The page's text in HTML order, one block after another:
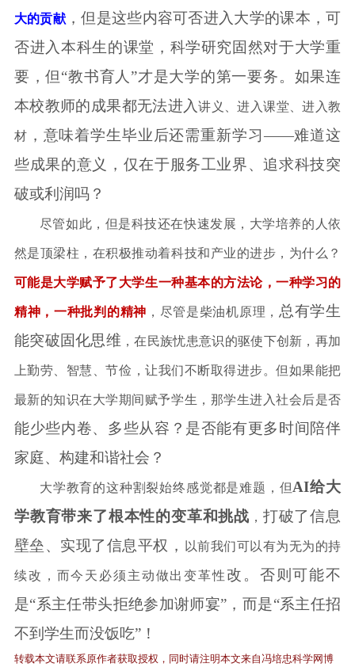
大的贡献 ，但是这些内容可否进入大学的课本，可
否进入本科生的课堂，科学研究固然对于大学重
要，但“教书育人”才是大学的第一要务。如果连
本校教师的成果都无法进入讲义、进入课堂 、进入教
材 ，意味着学生毕业后还需重新学习——难道这
些成果的意义，仅在于服务工业界、追求科技突
破或利润吗？
尽管如此，但是科技还在快速发展，大学培养的人依
然是顶梁柱，在积极推动着科技和产业的进步，为什么？
可能是大学赋予了大学生一种基本的方法论，一种学习的
精神，一种批判的精神 ，尽管是柴油机原理， 总有学生
能突破固化思维 ，在民族忧患意识的驱使下创新，再加
上勤劳 智慧 、节俭，让我们不断取得进步。但如果能把
最新的知识在大学期间赋予学生，那学生进入社会后是否
能少些内卷、多些从容？是否能有更多时间陪伴
家庭、构建和谐社会？
大学教育的这种割裂始终感觉都是难题，但AI给大
学教育带来了根本性的变革和挑战 ， 打破了信息
壁垒、实现了信息平权，
以前我们可以有为无为的持
续改 ，而今天必须主动做出变革性 改。否则可能不
是“系主任带头拒绝参加谢师宴”，而是“系主任招
不到学生而没饭吃”！
转载本文请联系原作者获取授权，同时请注明本文来自冯培忠科学网博